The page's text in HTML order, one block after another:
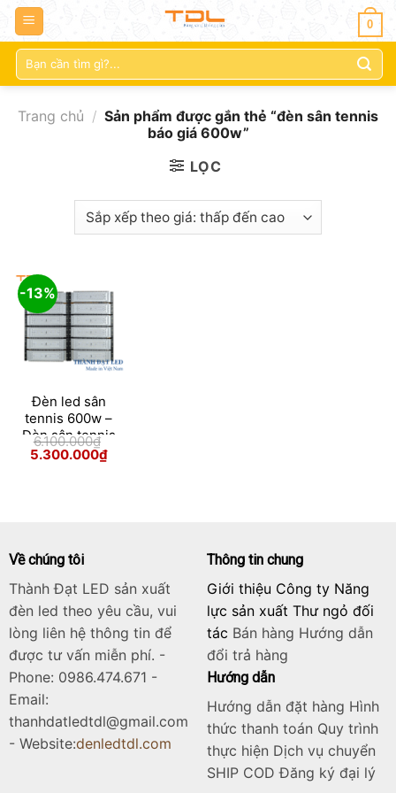
0
Tìm
kiếm:
Trang chủ / Sản phẩm được gắn thẻ “đèn sân tennis
báo giá 600w”
LỌC
-13%
Đèn led sân
tennis 600w –
Đèn sân tennis
600w module
6.100.000₫
Giá
gốc
5.300.000₫Giá
hiện
Về chúng tôi
Thành Đạt LED sản xuất
đèn led theo yêu cầu, vui
lòng liên hệ thông tin để
được tư vấn miễn phí. -
Phone: 0986.474.671 -
Email:
thanhdatledtdl@gmail.com
- Website:denledtdl.com
Thông tin chung
Giới thiệu Công ty Năng
lực sản xuất Thư ngỏ đối
tác Bán hàng Hướng dẫn
đổi trả hàng
Hướng dẫn
Hướng dẫn đặt hàng Hình
thức thanh toán Quy trình
thực hiện Dịch vụ chuyển
SHIP COD Đăng ký đại lý